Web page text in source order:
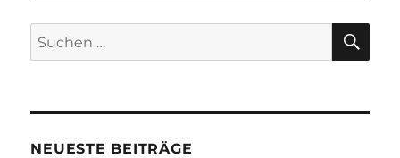
Suchen
nach:
NEUESTE BEITRÄGE